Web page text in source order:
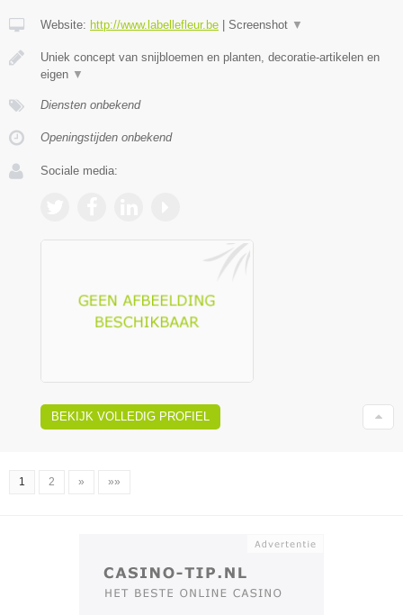
Website: http://www.labellefleur.be Screenshot ▼
Uniek concept van snijbloemen en planten, decoratie-artikelen en
eigen ▼
Diensten onbekend
Openingstijden onbekend
Sociale media:
BEKIJK VOLLEDIG PROFIEL
1 2 » »»